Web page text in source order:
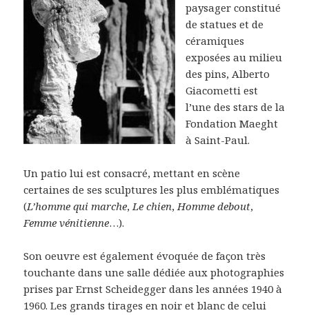
paysager constitué
de statues et de
céramiques
exposées au milieu
des pins, Alberto
Giacometti est
l’une des stars de la
Fondation Maeght
à Saint-Paul.
Un patio lui est consacré, mettant en scène
certaines de ses sculptures les plus emblématiques
(L’homme qui marche,Le chien,Homme debout,
Femme vénitienne…).
Son oeuvre est également évoquée de façon très
touchante dans une salle dédiée aux photographies
prises par Ernst Scheidegger dans les années 1940 à
1960. Les grands tirages en noir et blanc de celui